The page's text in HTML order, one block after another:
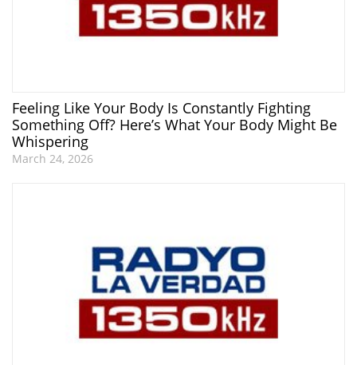
Feeling Like Your Body Is Constantly Fighting
Something Off? Here’s What Your Body Might Be
Whispering
March 24, 2026